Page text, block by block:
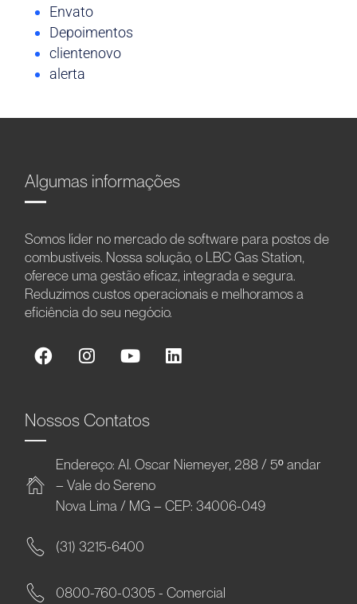
Envato
Depoimentos
clientenovo
alerta
Algumas informações
Somos líder no mercado de software para postos de
combustíveis. Nossa solução, o LBC Gas Station,
oferece uma gestão eficaz, integrada e segura.
Reduzimos custos operacionais e melhoramos a
eficiência do seu negócio.
Nossos Contatos
Endereço: Al. Oscar Niemeyer, 288 / 5º andar
– Vale do Sereno
Nova Lima / MG – CEP: 34006-049
(31) 3215-6400
0800-760-0305 - Comercial